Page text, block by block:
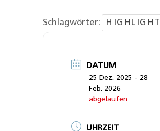
Schlagwörter: HIGHLIGHT
DATUM
25 Dez. 2025 - 28
Feb. 2026
abgelaufen
UHRZEIT